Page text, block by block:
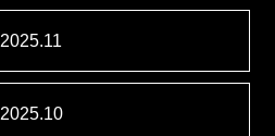
2025.11
2025.10